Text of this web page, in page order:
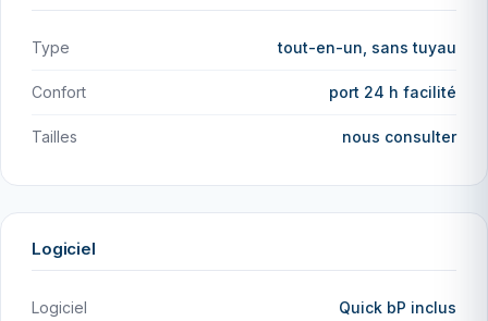
Type tout-en-un, sans tuyau
Confort port 24 h facilité
Tailles nous consulter
Logiciel
Logiciel Quick bP inclus